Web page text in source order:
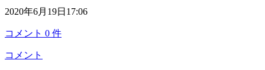
2020年6月19日17:06
コメント 0 件
コメント